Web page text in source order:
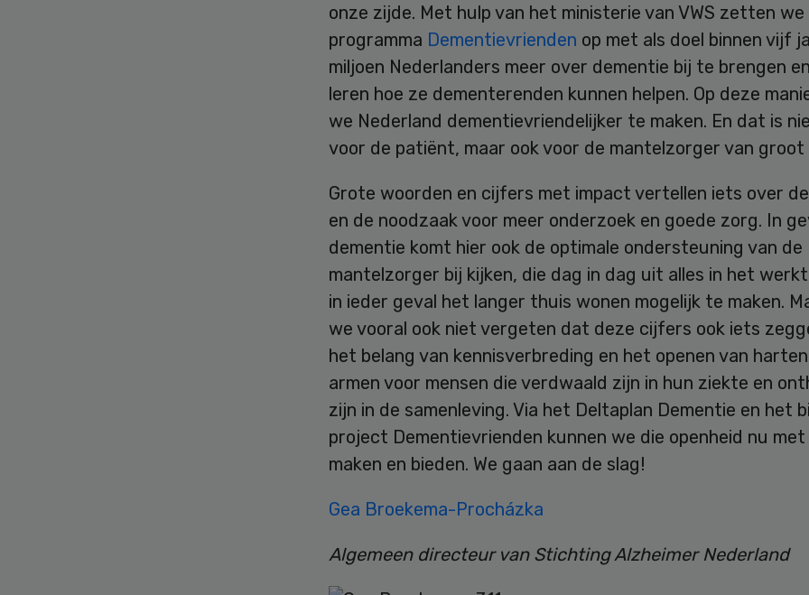
onze zijde. Met hulp van het ministerie van VWS zetten
programma Dementievrienden op met als doel binnen vijf
miljoen Nederlanders meer over dementie bij te brengen
leren hoe ze dementerenden kunnen helpen. Op deze
we Nederland dementievriendelijker te maken. En dat is
voor de patiënt, maar ook voor de mantelzorger van groot
Grote woorden en cijfers met impact vertellen iets over
en de noodzaak voor meer onderzoek en goede zorg. In
dementie komt hier ook de optimale ondersteuning van de
mantelzorger bij kijken, die dag in dag uit alles in het
in ieder geval het langer thuis wonen mogelijk te maken.
we vooral ook niet vergeten dat deze cijfers ook iets
het belang van kennisverbreding en het openen van
armen voor mensen die verdwaald zijn in hun ziekte en
zijn in de samenleving. Via het Deltaplan Dementie en het
project Dementievrienden kunnen we die openheid nu met
maken en bieden. We gaan aan de slag!
Gea Broekema-Procházka
Algemeen directeur van Stichting Alzheimer Nederland